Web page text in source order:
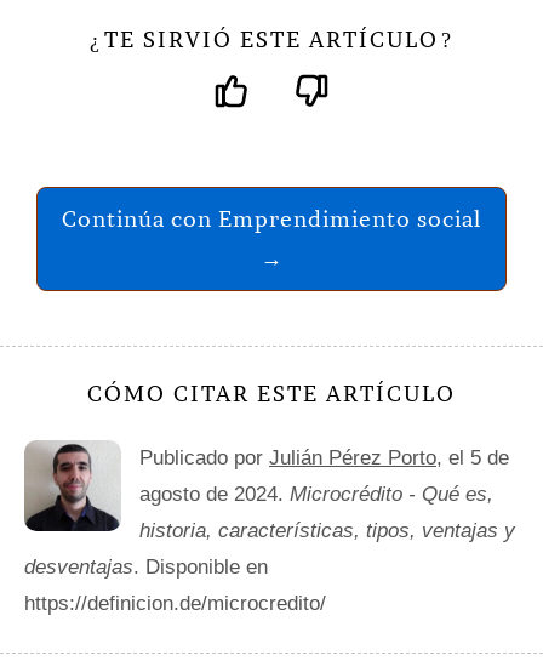
¿ TE SIRVIÓ ESTE ARTÍCULO ?
Continúa con Emprendimiento social
→
CÓMO CITAR ESTE ARTÍCULO
Publicado por Julián Pérez Porto, el 5 de
agosto de 2024. Microcrédito - Qué es,
historia, características, tipos, ventajas y
desventajas. Disponible en
https://definicion.de/microcredito/